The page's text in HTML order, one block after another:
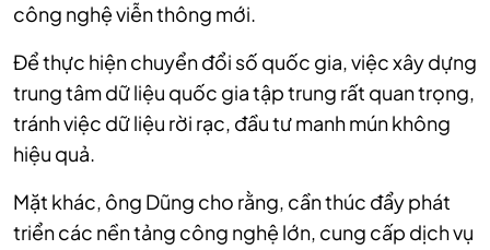
công nghệ viễn thông mới.
Để thực hiện chuyển đổi số quốc gia, việc xây dựng
trung tâm dữ liệu quốc gia tập trung rất quan trọng,
tránh việc dữ liệu rời rạc, đầu tư manh mún không
hiệu quả.
Mặt khác, ông Dũng cho rằng, cần thúc đẩy phát
triển các nền tảng công nghệ lớn, cung cấp dịch vụ